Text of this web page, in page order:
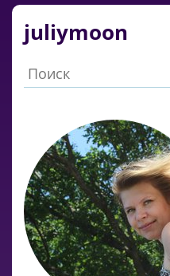
juliymoon